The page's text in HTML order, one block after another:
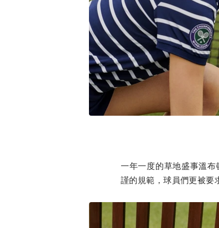
一年一度的草地盛事溫
謹的規範，球員們更被要